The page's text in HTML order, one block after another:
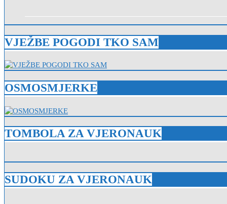
VJEŽBE POGODI TKO SAM
OSMOSMJERKE
TOMBOLA ZA VJERONAUK
SUDOKU ZA VJERONAUK